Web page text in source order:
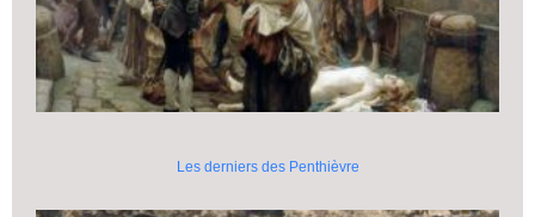
Les derniers des Penthièvre